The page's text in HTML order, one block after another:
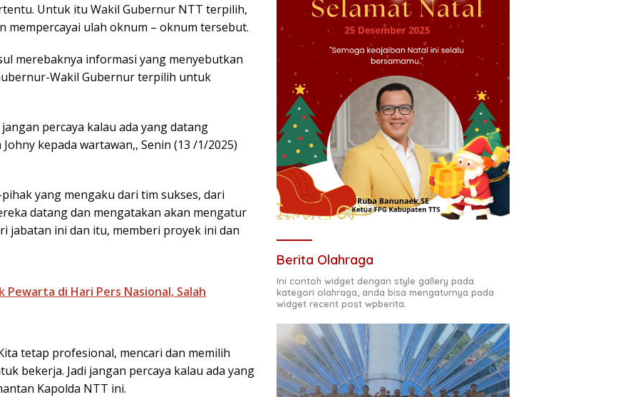
Untuk itu Wakil Gubernur NTT terpilih,
mempercayai ulah oknum – oknum tersebut.
merebaknya informasi yang menyebutkan
Wakil Gubernur terpilih untuk
percaya kalau ada yang datang
kepada wartawan,, Senin (13 /1/2025)
yang mengaku dari tim sukses, dari
datang dan mengatakan akan mengatur
jabatan ini dan itu, memberi proyek ini dan
di Hari Pers Nasional, Salah
tetap profesional, mencari dan memilih
bekerja. Jadi jangan percaya kalau ada yang
Kapolda NTT ini.
Berita Olahraga
Ini contoh widget dengan style gallery pada
kategori olahraga, anda bisa mengaturnya pada
widget recent post wpberita.